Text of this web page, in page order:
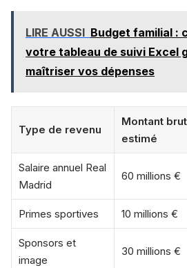
LIRE AUSSI Budget familial :
votre tableau de suivi Excel
maîtriser vos dépenses
Type de revenu
Montant brut
estimé
Salaire annuel Real
Madrid
60 millions €
Primes sportives 10 millions €
Sponsors et
image
30 millions €